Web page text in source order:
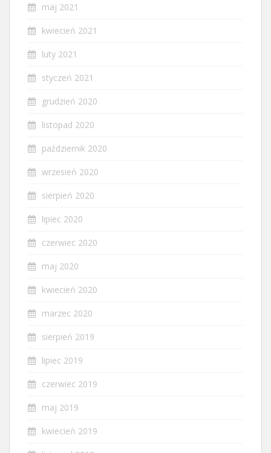
maj 2021
kwiecień 2021
luty 2021
styczeń 2021
grudzień 2020
listopad 2020
październik 2020
wrzesień 2020
sierpień 2020
lipiec 2020
czerwiec 2020
maj 2020
kwiecień 2020
marzec 2020
sierpień 2019
lipiec 2019
czerwiec 2019
maj 2019
kwiecień 2019